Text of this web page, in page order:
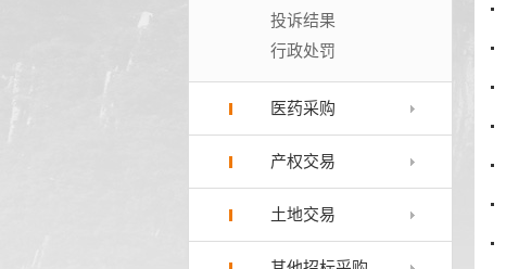
投诉结果
行政处罚
医药采购
产权交易
土地交易